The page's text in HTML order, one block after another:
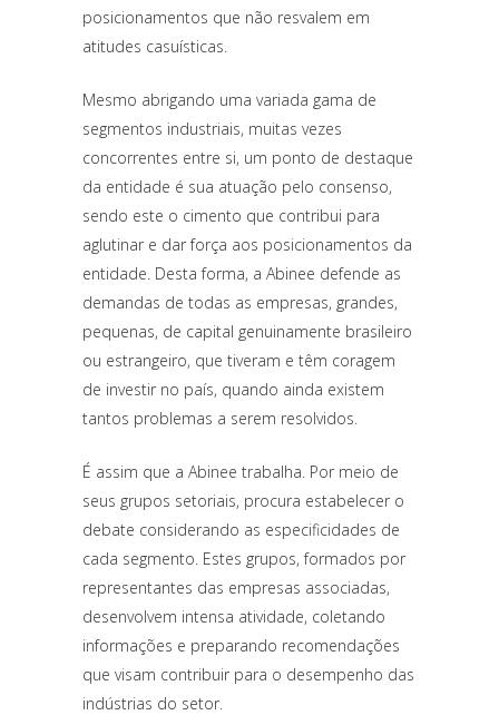
posicionamentos que não resvalem em
atitudes casuísticas.
Mesmo abrigando uma variada gama de
segmentos industriais, muitas vezes
concorrentes entre si, um ponto de destaque
da entidade é sua atuação pelo consenso,
sendo este o cimento que contribui para
aglutinar e dar força aos posicionamentos da
entidade. Desta forma, a Abinee defende as
demandas de todas as empresas, grandes,
pequenas, de capital genuinamente brasileiro
ou estrangeiro, que tiveram e têm coragem
de investir no país, quando ainda existem
tantos problemas a serem resolvidos.
É assim que a Abinee trabalha. Por meio de
seus grupos setoriais, procura estabelecer o
debate considerando as especificidades de
cada segmento. Estes grupos, formados por
representantes das empresas associadas,
desenvolvem intensa atividade, coletando
informações e preparando recomendações
que visam contribuir para o desempenho das
indústrias do setor.